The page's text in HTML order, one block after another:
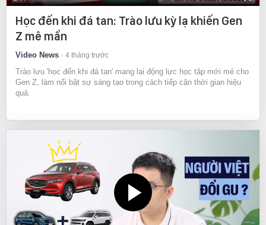
Học đến khi đá tan: Trào lưu kỳ lạ khiến Gen
Z mê mẩn
Video News 4 tháng trước
Trào lưu 'học đến khi đá tan' mang lại động lực học tập mới mẻ cho
Gen Z, làm nổi bật sự sáng tạo trong cách tiếp cận thời gian hiệu
quả.